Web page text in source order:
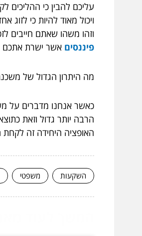
עליכם להבין כי
ויכול מאוד להיות כי
וזהו משהו שאתם חייבים
פיננסים אשר ישרת אתכם
מה היתרון הגדול של
כאשר אנחנו מדברים על
הרבה יותר גדול וזאת
האופציה היחידה זה לקחת
השקעות משפטי